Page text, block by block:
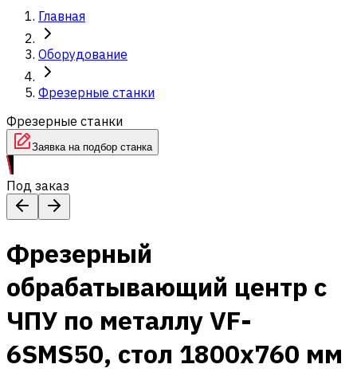
Главная
Оборудование
Фрезерные станки
Фрезерные станки
Заявка на подбор станка
Под заказ
Фрезерный
обрабатывающий центр с
ЧПУ по металлу VF-
6SMS50, стол 1800х760 мм